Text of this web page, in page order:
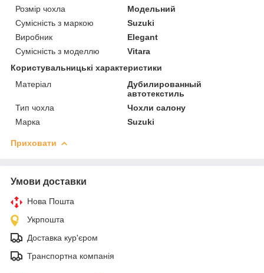
Розмір чохла
Модельний
Сумісність з маркою
Suzuki
Виробник
Elegant
Сумісність з моделлю
Vitara
Користувальницькі характеристики
Матеріал
Дубилированный
автотекстиль
Тип чохла
Чохли салону
Марка
Suzuki
Приховати
Умови доставки
Нова Пошта
Укрпошта
Доставка кур'єром
Транспортна компанія